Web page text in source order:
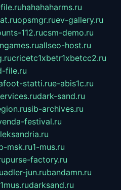
hahahaharms.ru
opsmgr.ruev-gallery.ru
112.rucsm-demo.ru
allseo-host.ru
cricetc1xbetr1xbetcc2.ru
file.ru
statti.rue-abis1c.ru
dark-sand.ru
sib-archives.ru
festival.ru
msk.ru1-mus.ru
purse-factory.ru
adler-jun.rubandamn.ru
1mus.rudarksand.ru